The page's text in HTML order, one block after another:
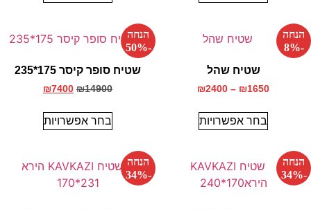
הנחה
-8%
שטיח שהל
₪1650
–
₪2400
בחר אפשרויות
הנחה
-50%
שטיח סופר קיסר 175*235
₪14900
₪7400
בחר אפשרויות
הנחה
-34%
הנחה
-34%